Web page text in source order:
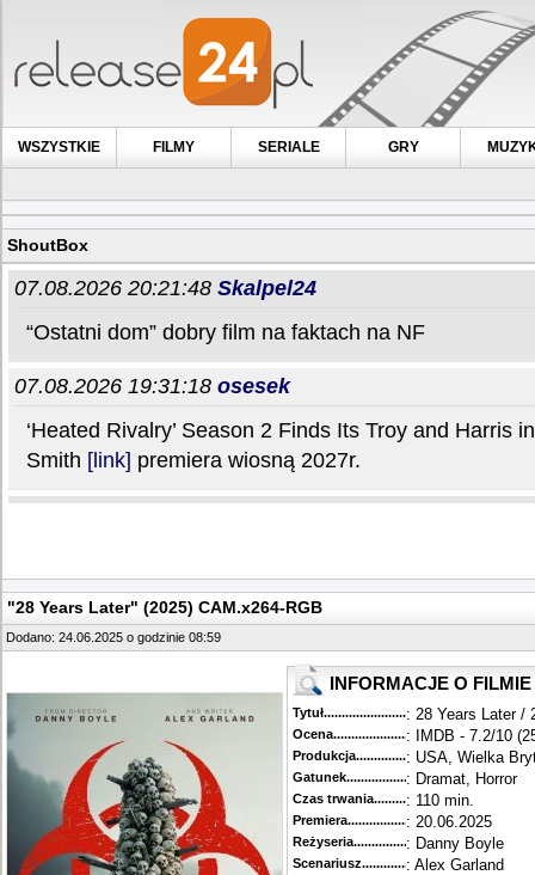
WSZYSTKIE FILMY SERIALE GRY
ShoutBox
"28 Years Later" (2025) CAM.x264-RGB
Dodano: 24.06.2025 o godzinie 08:59
INFORMACJE O FILMIE
Tytuł............................................
: 28 Years Later /
Ocena.............................................
: IMDB - 7.2/10
Produkcja.........................................
: USA, Wielka
Gatunek...........................................
: Dramat, Horror
Czas trwania......................................
: 110 min.
Premiera..........................................
: 20.06.2025
Reżyseria........................................
: Danny Boyle
Scenariusz........................................
: Alex Garland